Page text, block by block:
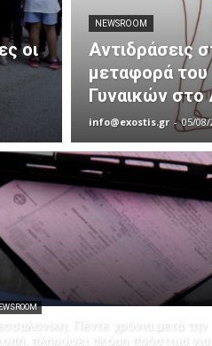
οι
NEWSROOM
Αντιδράσεις
μεταφορά του
Γυναικών στο
info@exostis.gr - 05/
Πέντε χρόνια μετά την
πληρώνει ακόμη πρόστιμα για